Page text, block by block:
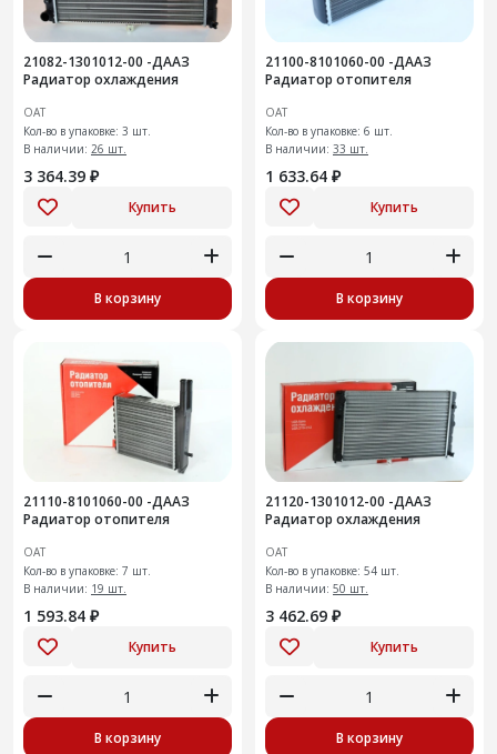
21082-1301012-00 -ДААЗ
Радиатор охлаждения
ОАТ
Кол-во в упаковке: 3 шт.
В наличии: 26 шт.
3 364.39 ₽
Купить
В корзину
21100-8101060-00 -ДААЗ
Радиатор отопителя
ОАТ
Кол-во в упаковке: 6 шт.
В наличии: 33 шт.
1 633.64 ₽
Купить
В корзину
21110-8101060-00 -ДААЗ
Радиатор отопителя
ОАТ
Кол-во в упаковке: 7 шт.
В наличии: 19 шт.
1 593.84 ₽
Купить
В корзину
21120-1301012-00 -ДААЗ
Радиатор охлаждения
ОАТ
Кол-во в упаковке: 54 шт.
В наличии: 50 шт.
3 462.69 ₽
Купить
В корзину